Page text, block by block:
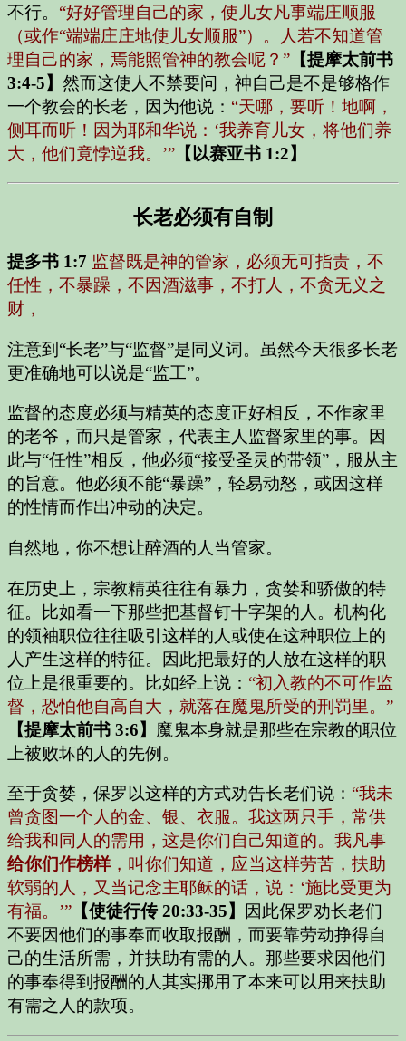
不行。 “好好管理自己的家，使儿女凡事端庄顺服
（或作“端端庄庄地使儿女顺服”）。人若不知道管
理自己的家，焉能照管神的教会呢？” 【提摩太前书
3:4-5】 然而这使人不禁要问，神自己是不是够格作
一个教会的长老，因为他说： “天哪，要听！地啊，
侧耳而听！因为耶和华说：‘我养育儿女，将他们养
大，他们竟悖逆我。’” 【以赛亚书 1:2】
长老必须有自制
提多书 1:7 监督既是神的管家，必须无可指责，不
任性，不暴躁，不因酒滋事，不打人，不贪无义之
财，
注意到“长老”与“监督”是同义词。虽然今天很多长老
更准确地可以说是“监工”。
监督的态度必须与精英的态度正好相反，不作家里
的老爷，而只是管家，代表主人监督家里的事。因
此与“任性”相反，他必须“接受圣灵的带领”，服从主
的旨意。他必须不能“暴躁”，轻易动怒，或因这样
的性情而作出冲动的决定。
自然地，你不想让醉酒的人当管家。
在历史上，宗教精英往往有暴力，贪婪和骄傲的特
征。比如看一下那些把基督钉十字架的人。机构化
的领袖职位往往吸引这样的人或使在这种职位上的
人产生这样的特征。因此把最好的人放在这样的职
位上是很重要的。比如经上说： “初入教的不可作监
督，恐怕他自高自大，就落在魔鬼所受的刑罚里。”
【提摩太前书 3:6】 魔鬼本身就是那些在宗教的职位
上被败坏的人的先例。
至于贪婪，保罗以这样的方式劝告长老们说： “我未
曾贪图一个人的金、银、衣服。我这两只手，常供
给我和同人的需用，这是你们自己知道的。我凡事
给你们作榜样，叫你们知道，应当这样劳苦，扶助
软弱的人，又当记念主耶稣的话，说：‘施比受更为
有福。’” 【使徒行传 20:33-35】
因此保罗劝长老们
不要因他们的事奉而收取报酬，而要靠劳动挣得自
己的生活所需，并扶助有需的人。那些要求因他们
的事奉得到报酬的人其实挪用了本来可以用来扶助
有需之人的款项。